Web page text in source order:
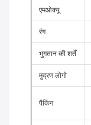
एमओक्यू
रंग
भुगतान की शर्तें
मुद्रण लोगो
पैकिंग